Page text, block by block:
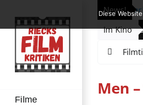
Inhalt
springen
Filme
News!
eröffnet: Michelle Yeoh erhält
Im Kino
Legende des Wüstenkindes |
Men
Diese